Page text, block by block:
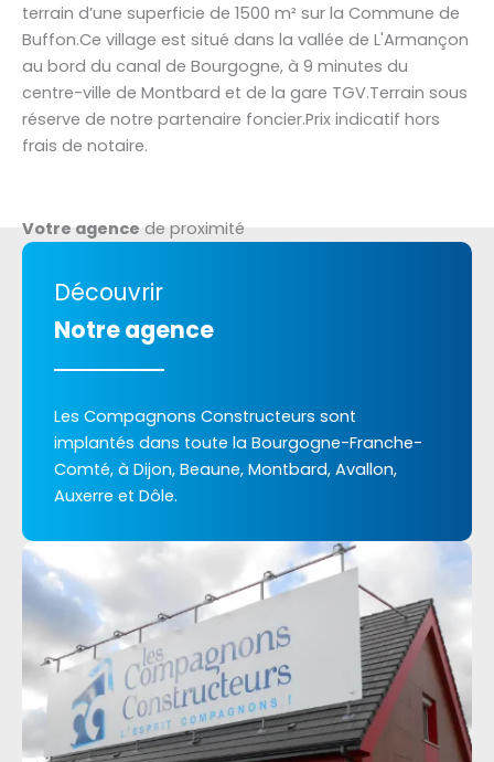
terrain d’une superficie de 1500 m² sur la Commune de
Buffon.Ce village est situé dans la vallée de L'Armançon
au bord du canal de Bourgogne, à 9 minutes du
centre-ville de Montbard et de la gare TGV.Terrain sous
réserve de notre partenaire foncier.Prix indicatif hors
frais de notaire.
Votre agence de proximité
Découvrir
Notre agence
Les Compagnons Constructeurs sont
implantés dans toute la Bourgogne-Franche-
Comté, à Dijon, Beaune, Montbard, Avallon,
Auxerre et Dôle.